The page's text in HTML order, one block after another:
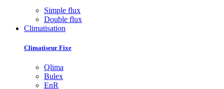
Simple flux
Double flux
Climatisation
Climatiseur Fixe
Qlima
Bulex
EnR